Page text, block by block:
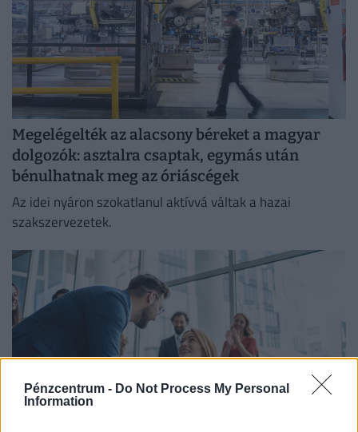
Pénzcentrum - Do Not Process My Personal
Information
Megelégelték az alacsony béreket a magyar
dolgozók: asztalra csaptak, egymás után
bénulhatnak meg az óriáscégek
Az idei nyáron szokatlanul aktívvá váltak a hazai
szakszervezetek.